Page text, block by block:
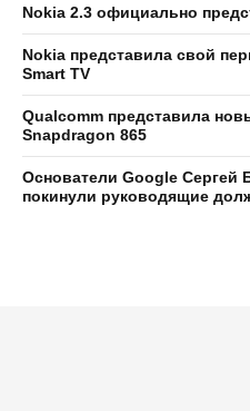
Nokia 2.3 официально
Nokia представила свой
Smart TV
Qualcomm представила
Snapdragon 865
Основатели Google Сергей
покинули руководящие